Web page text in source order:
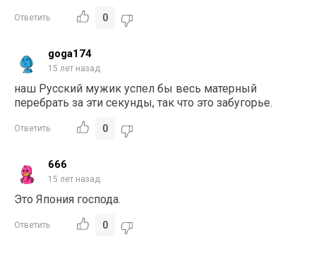
Ответить 0
goga174
15 лет назад
наш Русский мужик успел бы весь матерный
перебрать за эти секунды, так что это забугорье.
Ответить 0
666
15 лет назад
Это Япония господа.
Ответить 0